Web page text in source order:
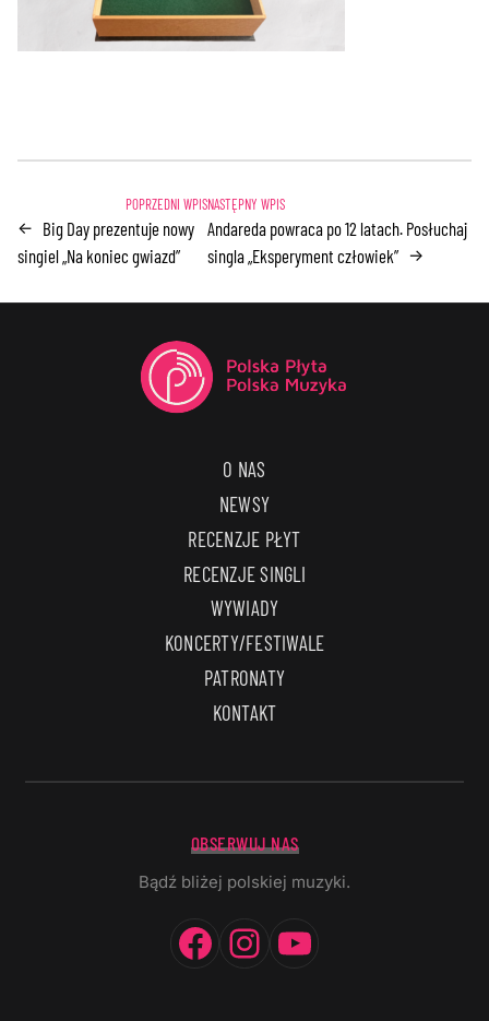
← Big Day prezentuje nowy
singiel „Na koniec gwiazd”
Andareda powraca po 12 latach. Posłuchaj
singla „Eksperyment człowiek” →
O NAS
NEWSY
RECENZJE PŁYT
RECENZJE SINGLI
WYWIADY
KONCERTY/FESTIWALE
PATRONATY
KONTAKT
OBSERWUJ NAS
Bądź bliżej polskiej muzyki.
Facebook
Instagram